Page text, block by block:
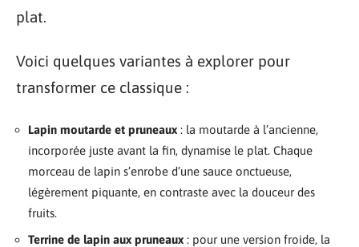
plat.
Voici quelques variantes à explorer pour
transformer ce classique :
Lapin moutarde et pruneaux : la moutarde à l’ancienne,
incorporée juste avant la fin, dynamise le plat. Chaque
morceau de lapin s’enrobe d’une sauce onctueuse,
légèrement piquante, en contraste avec la douceur des
fruits.
Terrine de lapin aux pruneaux : pour une version froide, la